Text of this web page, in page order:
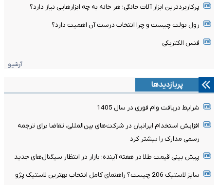
پرکاربردترین ابزار آلات خانگی؛ هر خانه به چه ابزارهایی نیاز دارد؟
رول بولت چیست و چرا انتخاب درست آن اهمیت دارد؟
فنس الکتریکی
آرشیو
پربازدیدها
شرایط دریافت وام فوری در سال 1405
افزایش استخدام ایرانیان در شرکت‌های بین‌المللی، تقاضا برای ترجمه
رسمی مدارک را بیشتر کرد
پیش بینی قیمت طلا در هفته آینده؛ بازار در انتظار سیگنال‌های جدید
سایز لاستیک 206 چیست؟ راهنمای کامل انتخاب بهترین لاستیک پژو